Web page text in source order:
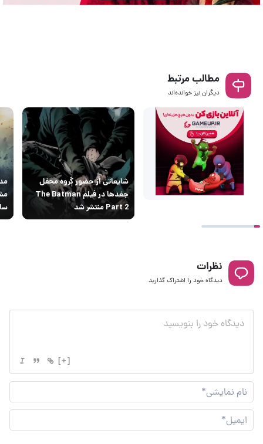
مطالب مرتبط
دیگران نیز خوانده‌اند
شایعاتی از حضور گروه محفل
جغدها در فیلم The Batman
Part 2 منتشر شد
نظرات
دیدگاه خود را اشتراک گذارید
[+]
نام